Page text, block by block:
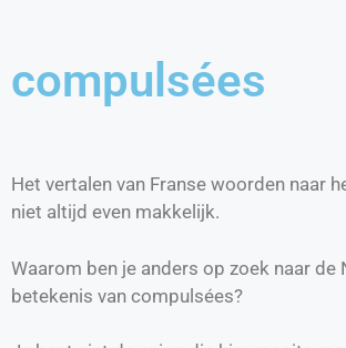
compulsées
Het vertalen van Franse woorden naar
niet altijd even makkelijk.
Waarom ben je anders op zoek naar de
betekenis van compulsées?